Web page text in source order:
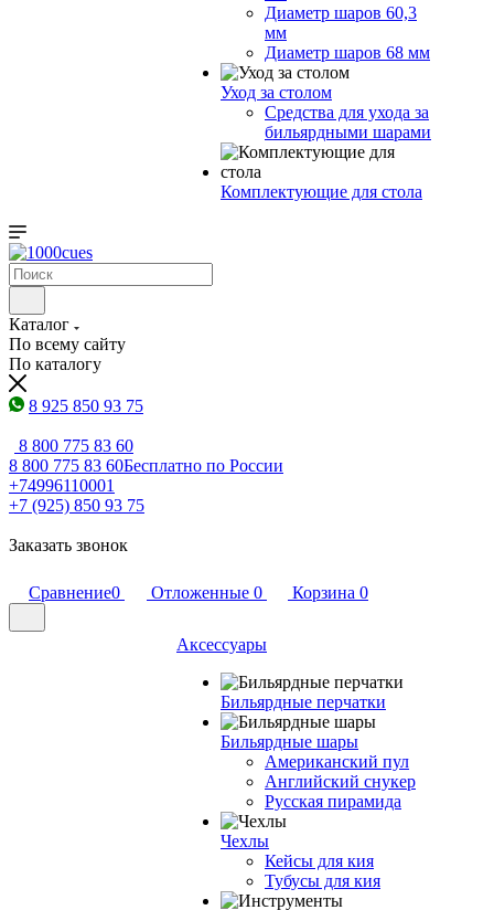
Диаметр шаров 60,3
мм
Диаметр шаров 68 мм
Уход за столом
Средства для ухода за
бильярдными шарами
Комплектующие для стола
Каталог
По всему сайту
По каталогу
8 925 850 93 75
8 800 775 83 60
8 800 775 83 60Бесплатно по России
+74996110001
+7 (925) 850 93 75
Заказать звонок
Сравнение0 Отложенные 0 Корзина 0
Аксессуары
Бильярдные перчатки
Бильярдные шары
Американский пул
Английский снукер
Русская пирамида
Чехлы
Кейсы для кия
Тубусы для кия